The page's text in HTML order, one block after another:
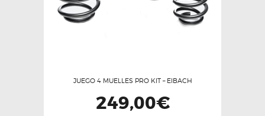
JUEGO 4 MUELLES PRO KIT – EIBACH
249,00€